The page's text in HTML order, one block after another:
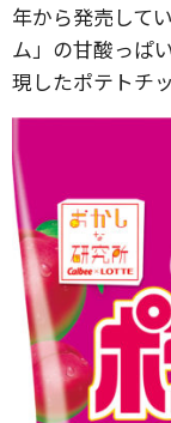
年から発売して
ム」の甘酸っぱ
現したポテトチ